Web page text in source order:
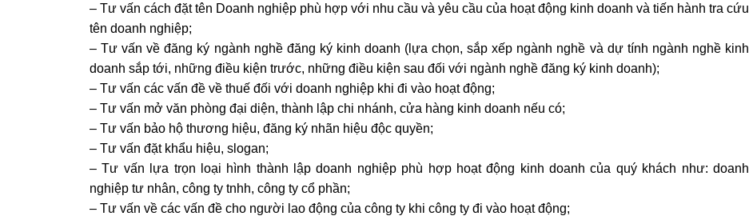
– Tư vấn cách đặt tên Doanh nghiệp phù hợp với nhu cầu và yêu cầu của hoạt động kinh doanh và tiến hành tra cứu
tên doanh nghiệp;
– Tư vấn về đăng ký ngành nghề đăng ký kinh doanh (lựa chọn, sắp xếp ngành nghề và dự tính ngành nghề kinh
doanh sắp tới, những điều kiện trước, những điều kiện sau đối với ngành nghề đăng ký kinh doanh);
– Tư vấn các vấn đề về thuế đối với doanh nghiệp khi đi vào hoạt động;
– Tư vấn mở văn phòng đại diện, thành lập chi nhánh, cửa hàng kinh doanh nếu có;
– Tư vấn bảo hộ thương hiệu, đăng ký nhãn hiệu độc quyền;
– Tư vấn đặt khẩu hiệu, slogan;
– Tư vấn lựa trọn loại hình thành lập doanh nghiệp phù hợp hoạt động kinh doanh của quý khách như: doanh
nghiệp tư nhân, công ty tnhh, công ty cổ phần;
– Tư vấn về các vấn đề cho người lao động của công ty khi công ty đi vào hoạt động;